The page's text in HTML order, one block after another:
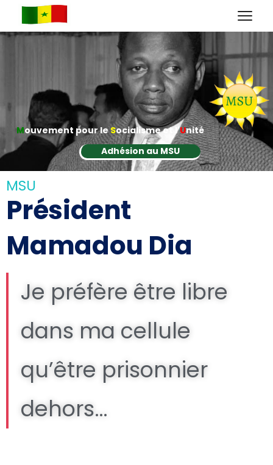
Mouvement pour leSocialisme et l'Unité
Adhésion au MSU
MSU
Président
Mamadou Dia
Je préfère être libre
dans ma cellule
qu’être prisonnier
dehors…